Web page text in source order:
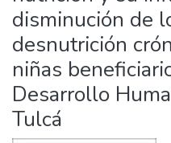
disminución de
desnutrición
niñas
Desarrollo
Tulcá